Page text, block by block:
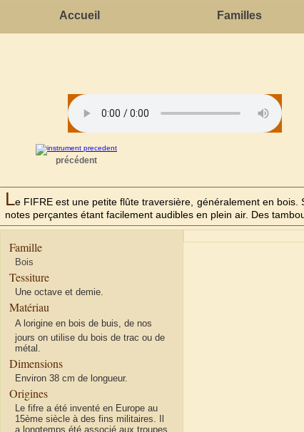
Accueil Familles
précédent
Le FIFRE est une petite flûte traversière, généralement en
notes perçantes étant facilement audibles en plein air. Des
Famille
Bois
Tessiture
Une octave et demie.
Matériau
A lorigine en bois de buis, de nos
jours on utilise du bois de trac ou de
métal.
Dimensions
Environ 38 cm de longueur.
Origines
Le fifre a été inventé en Europe au
15ème siècle à des fins militaires. Il
a longtemps été associé aux troupes